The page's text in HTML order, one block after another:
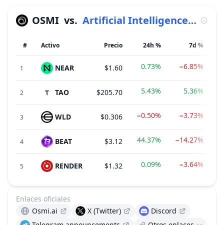
OSMI vs. Artificial Intelligence (AI)
# Activo Precio 24h % 7d %
1 NEAR $1.60 0.73% −6.85%
2 TAO $205.70 5.43% 5.36%
3 WLD $0.306 −0.50% −3.73%
4 BEAT $3.12 44.37% −14.27%
5 RENDER $1.32 0.09% −3.64%
Enlaces oficiales
Osmi.ai
X (Twitter)
Discord